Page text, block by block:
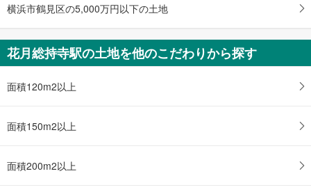
横浜市鶴見区の5,000万円以下の土地
花月総持寺駅の土地を他のこだわりから探す
面積120m2以上
面積150m2以上
面積200m2以上